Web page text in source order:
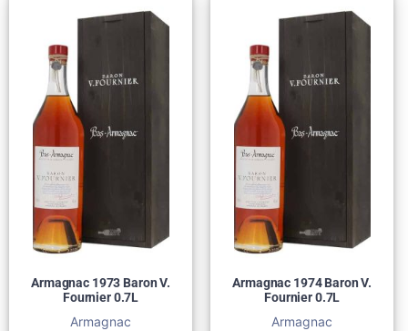
Armagnac 1973 Baron V.
Fournier 0.7L
Armagnac
Armagnac 1974 Baron V.
Fournier 0.7L
Armagnac